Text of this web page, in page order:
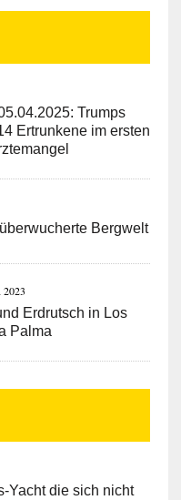
Trumps
Ertrunkene im ersten
Bergwelt
Erdrutsch in Los
Palma
Yacht die sich nicht